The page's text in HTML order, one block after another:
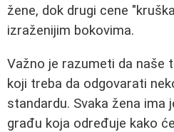
žene, dok drugi cene
izraženijim bokovima.
Važno je razumeti da naše
koji treba da odgovarati
standardu. Svaka žena ima
građu koja određuje kako